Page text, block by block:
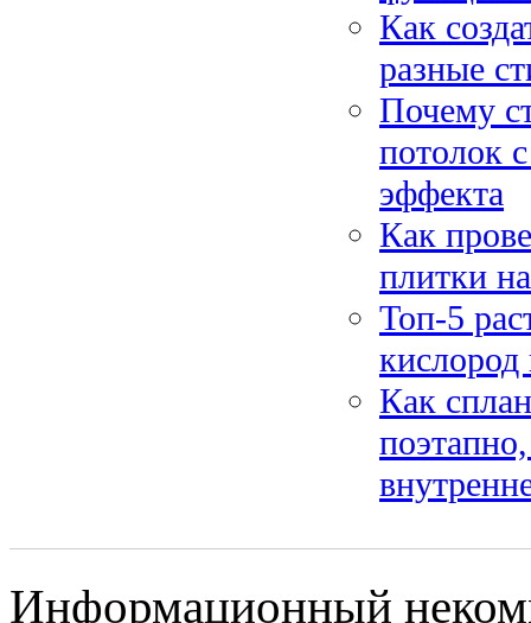
Как
разные
Почему
потолок
эффекта
Как
плитки
Топ-5
Как
Информационный